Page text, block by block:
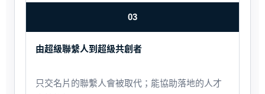
03
由超級聯繫人到超級共創者
只交名片的聯繫人會被取代；能協助落地的人才